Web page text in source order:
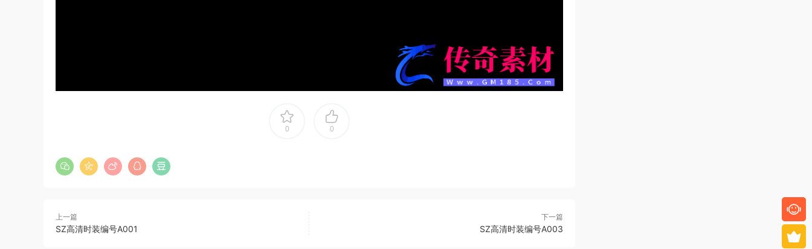
0 0
上一篇
SZ高清时装编号A001
下一篇
SZ高清时装编号A003